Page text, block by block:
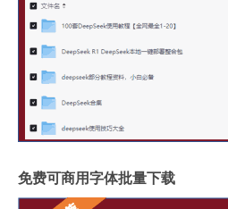
免费可商用字体批量下载